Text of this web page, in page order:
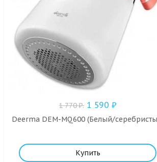
1 770₽. 1 590 ₽
Deerma DEM-MQ600 (Белый/
Купить